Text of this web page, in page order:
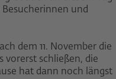
und
dem 11. November die
vorerst schließen, die
hat dann noch längst